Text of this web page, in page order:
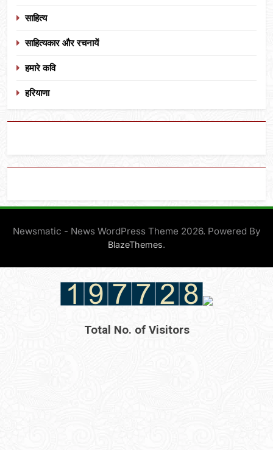
साहित्य
साहित्यकार और रचनायें
हमारे कवि
हरियाणा
Newsmatic - News WordPress Theme 2026. Powered By
BlazeThemes.
Total No. of Visitors